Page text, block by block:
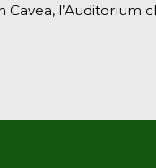
l’Auditorium